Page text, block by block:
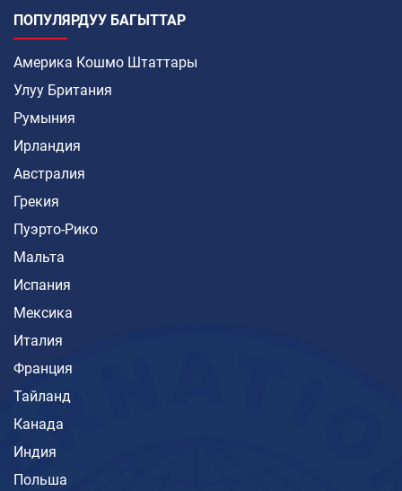
ПОПУЛЯРДУУ БАГЫТТАР
Америка Кошмо Штаттары
Улуу Британия
Румыния
Ирландия
Австралия
Грекия
Пуэрто-Рико
Мальта
Испания
Мексика
Италия
Франция
Тайланд
Канада
Индия
Польша